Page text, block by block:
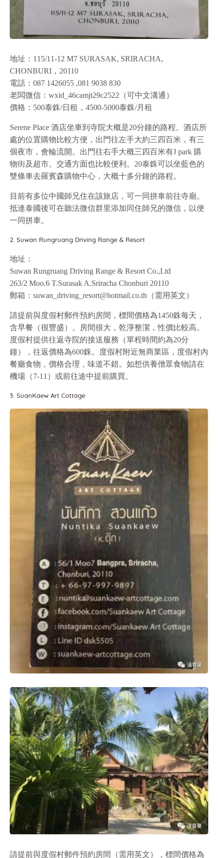
地址：115/11-12 M7 SURASAK, SRIRACHA,
CHONBURI，20110
電話：087 1426055 ,081 9038 830
老闆微信：wxid_46camjt29c2522（可中文溝通）
價格：500泰銖/日租，4500-5000泰銖/月租
Serene Place 酒店坐車到寺院大概是20分鐘的路程。酒店所
處的位置購物比較方便，出門往左手大約三四百米，有三
個夜市，會輪流開。出門往右手大概三四百米有J park 購
物街及超市。交通方面也比較便利。20泰銖可以坐藍色的
雙條車去羅賓森購物中心，大概十多分鐘的路程。
目前有多位中國師兄住在該旅店，可一同拼車前往寺廟。
抵達泰國後可在聽法微信群里添加同住師兄的微信，以便
一同拼車。
2. Suwan Rungruang Driving Range & Resort
地址：
Suwan Rungruang Driving Range & Resort Co.,Ltd
263/2 Moo.6 T.Surasak A.Sriracha Chonburi 20110
郵箱：suwan_driving_resort@hotmail.co.th（需用英文）
請提前與度假村郵件預約房間，標間價格為1450銖每天，
含早餐（很豐盛）。房間很大，乾淨整潔，性價比較高。
度假村提供往返寺院的接送服務（單程時間約為20分
鐘），往返價格為600銖。度假村附近無商業區，度假村內
餐廳食物，價格合理，味道不錯。如想供養僧眾食物請在
機場（7-11）或前往途中提前購買。
3. SuanKaew Art Cottage
請提前與度假村郵件預約房間（需用英文），標間價格為